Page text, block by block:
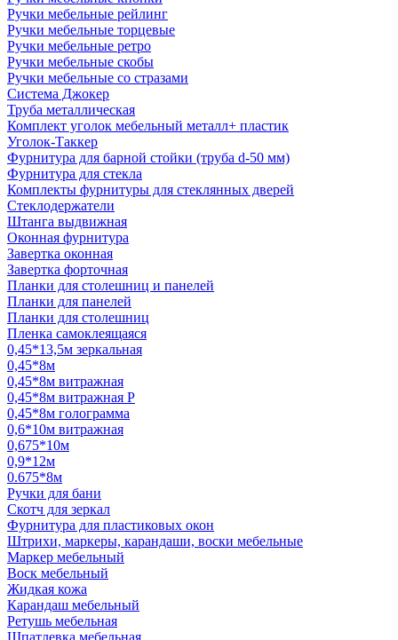
Ручки мебельные рейлинг
Ручки мебельные торцевые
Ручки мебельные ретро
Ручки мебельные скобы
Ручки мебельные со стразами
Система Джокер
Труба металлическая
Комплект уголок мебельный металл+ пластик
Уголок-Таккер
Фурнитура для барной стойки (труба d-50 мм)
Фурнитура для стекла
Комплекты фурнитуры для стеклянных дверей
Стеклодержатели
Штанга выдвижная
Оконная фурнитура
Завертка оконная
Завертка форточная
Планки для столешниц и панелей
Планки для панелей
Планки для столешниц
Пленка самоклеящаяся
0,45*13,5м зеркальная
0,45*8м
0,45*8м витражная
0,45*8м витражная Р
0,45*8м голограмма
0,6*10м витражная
0,675*10м
0,9*12м
0.675*8м
Ручки для бани
Скотч для зеркал
Фурнитура для пластиковых окон
Штрихи, маркеры, карандаши, воски мебельные
Маркер мебельный
Воск мебельный
Жидкая кожа
Карандаш мебельный
Ретушь мебельная
Шпатлевка мебельная